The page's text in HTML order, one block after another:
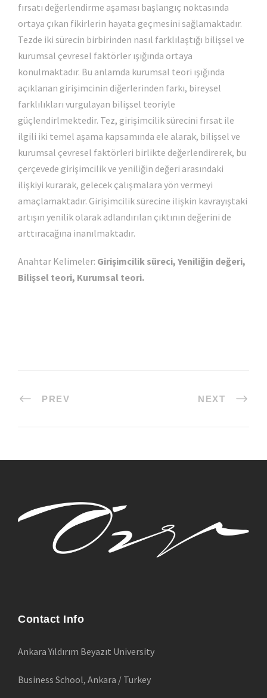
fırsatı değerlendirme aşaması başlangıç noktasında
ortaya çıkan fikirlerin hayata geçmesini sağlamaktadır.
Tezde iki sürecin birbirinden nasıl farklılaştığı bilişsel ve
kurumsal çevresel faktörler ışığında ortaya
konulmaktadır. Bu anlamda kurumsal teori ışığında
açıklanan girişimcinin diğerlerinden farkı, bireysel
farklılıkları vurgulayan bilişsel teoriyle
güçlendirlmektedir. Tez, girişimcilik sürecini fırsat ile
ilgili iki temel aşama kapsamında ele alarak, bilişsel ve
kurumsal çevresel faktörleri birlikte değerlendirerek, bu
çerçevede girişimcilik ve yeniliğin değeri arasındaki
ilişkiyi kurarak, gelecek çalışmalara yön vermeyi
amaçlamaktadır. Girişimcilik sürecine ilişkin kavrayıştaki
artışın yenilik olarak adlandırılan çıktının değerini de
arttıracağına inanılmaktadır.
Anahtar Kelimeler: Girişimcilik süreci, Yeniliğin değeri,
Bilişsel teori, Kurumsal teori.
PREV NEXT
Contact Info
Ankara Yıldırım Beyazıt University
Business School, Ankara / Turkey